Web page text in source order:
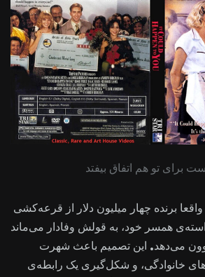
برای تو هم اتفاق بیفتد
برنده چهار میلیون دلار از قرعه‌کشی
همسر خود، به قولش وفادار می‌ماند
می‌دهد. این تصمیم باعث شهرت
خانوادگی، و شکل‌گیری یک رابطه‌ی